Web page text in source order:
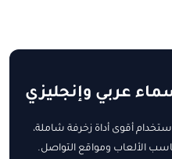
عربي وإنجليزي
أقوى أداة زخرفة شاملة،
الألعاب ومواقع التواصل.